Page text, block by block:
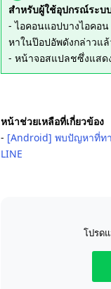
สำหรับผู้ใช้อุปกรณ์ระบ
- ไอคอนแอปบางไอคอน
หาในป๊อปอัพดังกล่าวแล้
- หน้าจอสแปลชซึ่งแสด
หน้าช่วยเหลือที่เกี่ยวข้อง
- [Android] พบปัญหาที่ท
LINE
โปรด